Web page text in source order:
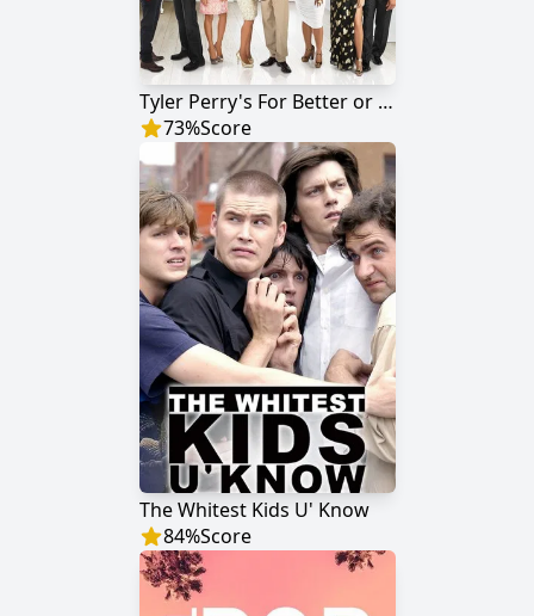
Tyler Perry's For Better or Worse
73%Score
The Whitest Kids U' Know
84%Score